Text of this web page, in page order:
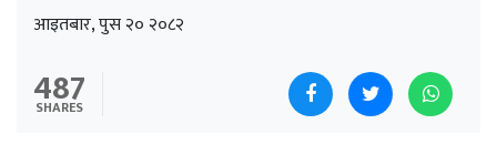
आइतबार, पुस २० २०८२
487
SHARES